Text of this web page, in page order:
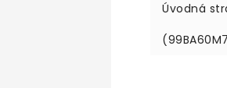
Úvodná